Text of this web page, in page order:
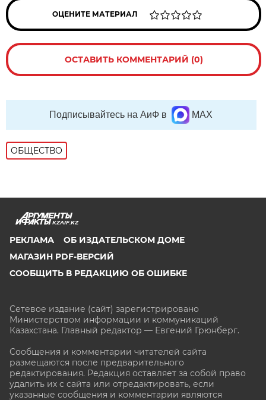
ОЦЕНИТЕ МАТЕРИАЛ
ОСТАВИТЬ КОММЕНТАРИЙ (0)
Подписывайтесь на АиФ в MAX
ОБЩЕСТВО
KZAIF.KZ
РЕКЛАМА
ОБ ИЗДАТЕЛЬСКОМ ДОМЕ
МАГАЗИН PDF-ВЕРСИЙ
СООБЩИТЬ В РЕДАКЦИЮ ОБ ОШИБКЕ
Сетевое издание (сайт) зарегистрировано
Министерством информации и коммуникаций
Казахстана. Главный редактор — Евгений Грюнберг.
Сообщения и комментарии читателей сайта
размещаются после предварительного
редактирования. Редакция оставляет за собой право
удалить их с сайта или отредактировать, если
указанные сообщения и комментарии являются